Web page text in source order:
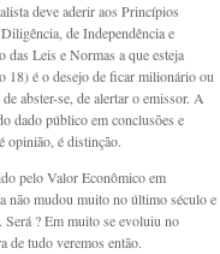
deve aderir aos Princípios
de Independência e
Leis e Normas a que esteja
18) é o desejo de ficar milionário ou
abster-se, de alertar o emissor. A
dado público em conclusões e
opinião, é distinção.
pelo Valor Econômico em
não mudou muito no último século e
Será ? Em muito se evoluiu no
de tudo veremos então.